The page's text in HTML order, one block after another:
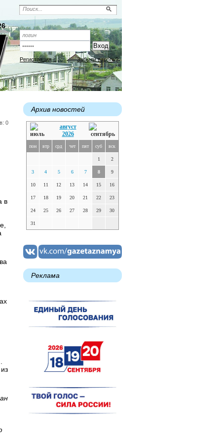
Регистрация Забыли пароль?
0
в
Архив новостей
август
2026
пон втр срд чет пят суб вск
1 2
3 4 5 6 7 8 9
10 11 12 13 14 15 16
17 18 19 20 21 22 23
24 25 26 27 28 29 30
31
Реклама